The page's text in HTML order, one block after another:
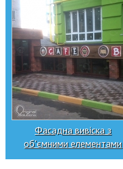
Фасадна вивіска з
об'ємними елементами